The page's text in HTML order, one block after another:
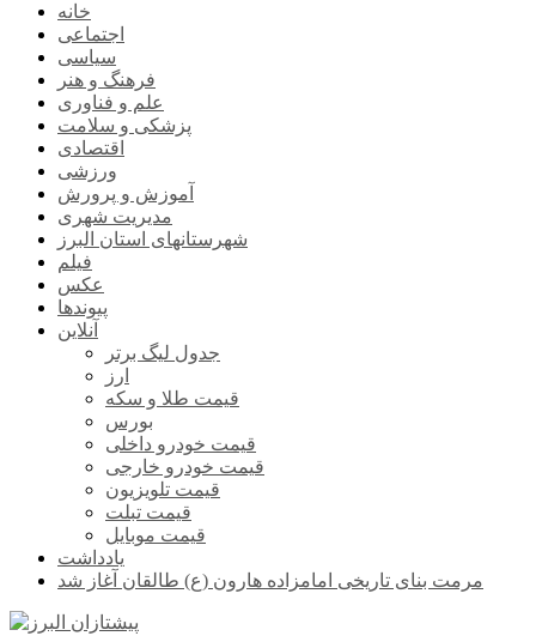
خانه
اجتماعی
سیاسی
فرهنگ و هنر
علم و فناوری
پزشکی و سلامت
اقتصادی
ورزشی
آموزش و پرورش
مدیریت شهری
شهرستانهای استان البرز
فیلم
عکس
پیوندها
آنلاین
جدول لیگ برتر
ارز
قیمت طلا و سکه
بورس
قیمت خودرو داخلی
قیمت خودرو خارجی
قیمت تلویزیون
قیمت تبلت
قیمت موبایل
یادداشت
مرمت بنای تاریخی امامزاده هارون (ع) طالقان آغاز شد